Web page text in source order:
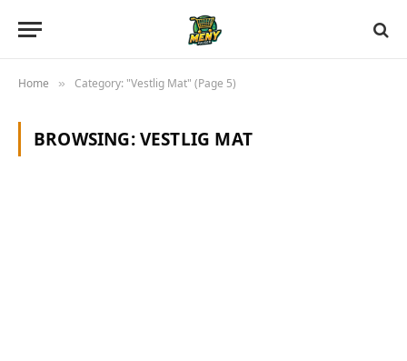
Home » Category: "Vestlig Mat" (Page 5)
BROWSING:VESTLIG MAT